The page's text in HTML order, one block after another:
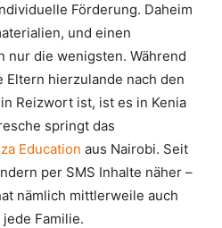
Förderung. Daheim
und einen
nur die wenigsten. Während
hierzulande nach den
Reizwort ist, ist es in Kenia
springt das
Education aus Nairobi. Seit
per SMS Inhalte näher –
nämlich mittlerweile auch
Familie.